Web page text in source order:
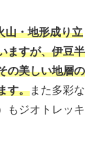
山・地形成り立
ますが、伊豆半
の美しい地層の
す。また多彩な
もジオトレッキ